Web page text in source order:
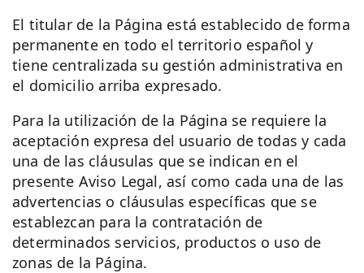
El titular de la Página está establecido de forma
permanente en todo el territorio español y
tiene centralizada su gestión administrativa en
el domicilio arriba expresado.
Para la utilización de la Página se requiere la
aceptación expresa del usuario de todas y cada
una de las cláusulas que se indican en el
presente Aviso Legal, así como cada una de las
advertencias o cláusulas específicas que se
establezcan para la contratación de
determinados servicios, productos o uso de
zonas de la Página.